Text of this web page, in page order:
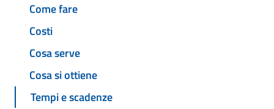
Come fare
Costi
Cosa serve
Cosa si ottiene
Tempi e scadenze